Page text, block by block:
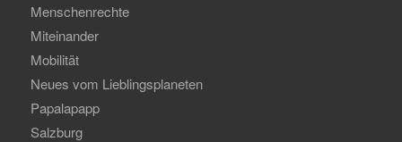
Menschenrechte
Miteinander
Mobilität
Neues vom Lieblingsplaneten
Papalapapp
Salzburg